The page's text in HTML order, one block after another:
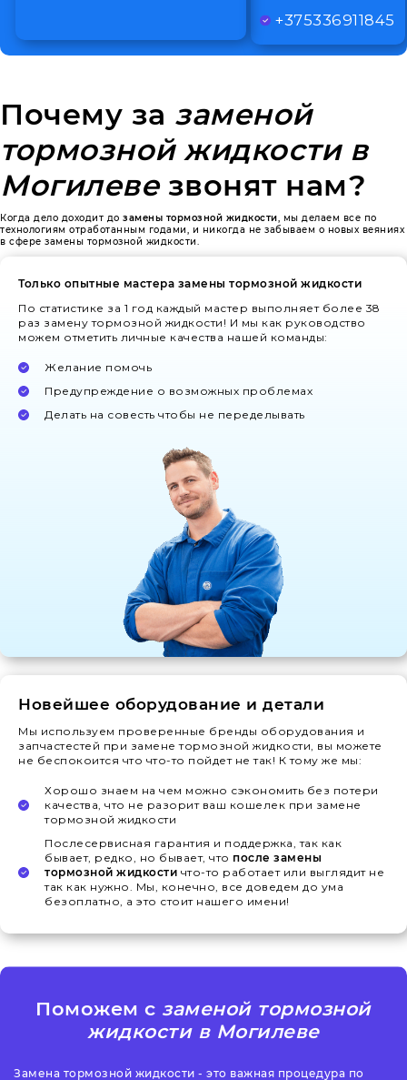
+375336911845
Почему за заменой
тормозной жидкости в
Могилевезвонят нам?
Когда дело доходит до замены тормозной жидкости , мы делаем все по
технологиям отработанным годами, и никогда не забываем о новых веяниях
в сфере замены тормозной жидкости.
Только опытные мастера замены тормозной жидкости
По статистике за 1 год каждый мастер выполняет более 38
раз замену тормозной жидкости! И мы как руководство
можем отметить личные качества нашей команды:
Желание помочь
Предупреждение о возможных проблемах
Делать на совесть чтобы не переделывать
Новейшее оборудование и детали
Мы используем проверенные бренды оборудования и
запчастестей при замене тормозной жидкости, вы можете
не беспокоится что что-то пойдет не так! К тому же мы:
Хорошо знаем на чем можно сэкономить без потери
качества, что не разорит ваш кошелек при замене
тормозной жидкости
Послесервисная гарантия и поддержка, так как
бывает, редко, но бывает, что после замены
тормозной жидкости что-то работает или выглядит не
так как нужно. Мы, конечно, все доведем до ума
безоплатно, а это стоит нашего имени!
Поможем с заменой тормозной
жидкости в Могилеве
Замена тормозной жидкости - это важная процедура по